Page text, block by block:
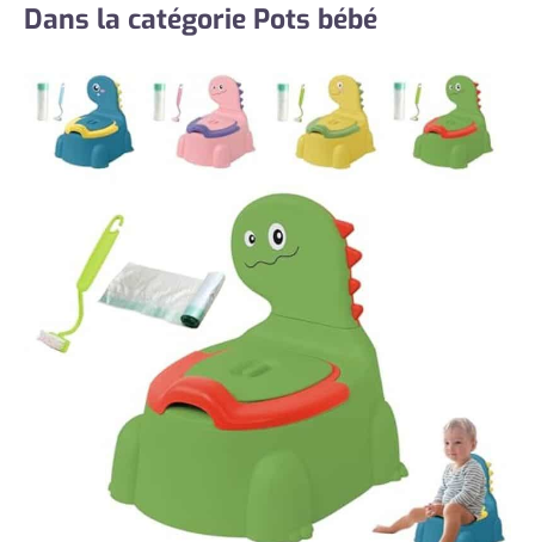
Dans la catégorie Pots bébé